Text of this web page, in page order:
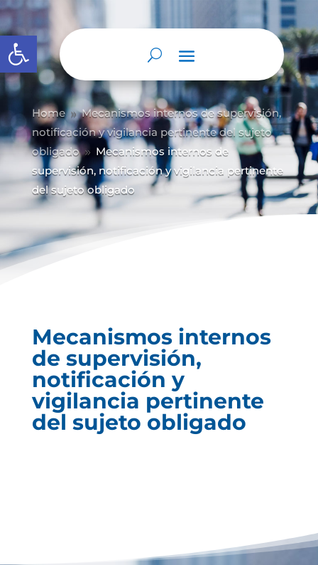
Abrir barra de herramientas
Home 9 Mecanismos internos de supervisión,
notificación y vigilancia pertinente del sujeto
obligado 9 Mecanismos internos de
supervisión, notificación y vigilancia pertinente
del sujeto obligado
Mecanismos internos
de supervisión,
notificación y
vigilancia pertinente
del sujeto obligado